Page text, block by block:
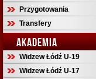
Przygotowania
Transfery
AKADEMIA
Widzew Łódź U-19
Widzew Łódź U-17